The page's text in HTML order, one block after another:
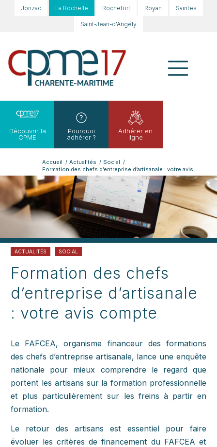
Jonzac La Rochelle Rochefort Royan Saintes
Saint-Jean-d'Angély
Découvrir la
CPME
Pourquoi
adhérer ?
Adhérer en
ligne
Accueil / Actualités / Social /
Formation des chefs d’entreprise d’artisanale : votre avis...
ACTUALITÉS SOCIAL
Formation des chefs
d’entreprise d’artisanale
: votre avis compte
Le FAFCEA, organisme financeur des formations
des chefs d’entreprise artisanale, lance une enquête
nationale pour mieux comprendre le regard que
portent les artisans sur la formation professionnelle
et plus particulièrement sur les freins à partir en
formation.
Le retour des artisans est essentiel pour faire
évoluer les critères de financement du FAFCEA et